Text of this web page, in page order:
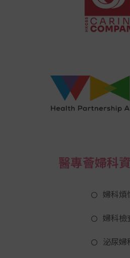
醫專薈婦科
婦科煩
婦科檢
泌尿婦